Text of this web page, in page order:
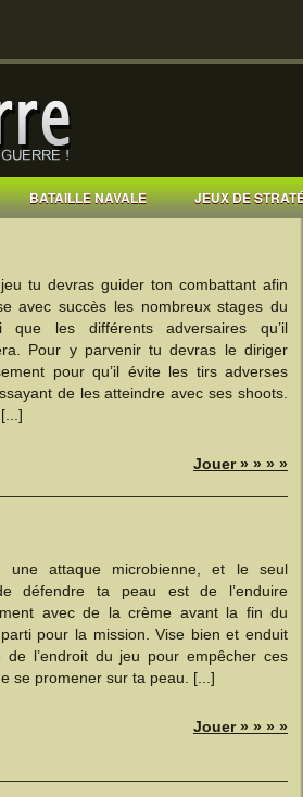
BATAILLE NAVALE JEUX DE
tu devras guider ton combattant afin
avec succès les nombreux stages du
que les différents adversaires qu’il
Pour y parvenir tu devras le diriger
pour qu’il évite les tirs adverses
de les atteindre avec ses shoots.
Jouer » » » »
une attaque microbienne, et le seul
défendre ta peau est de l’enduire
avec de la crème avant la fin du
pour la mission. Vise bien et enduit
de l’endroit du jeu pour empêcher ces
se promener sur ta peau. [...]
Jouer » » » »